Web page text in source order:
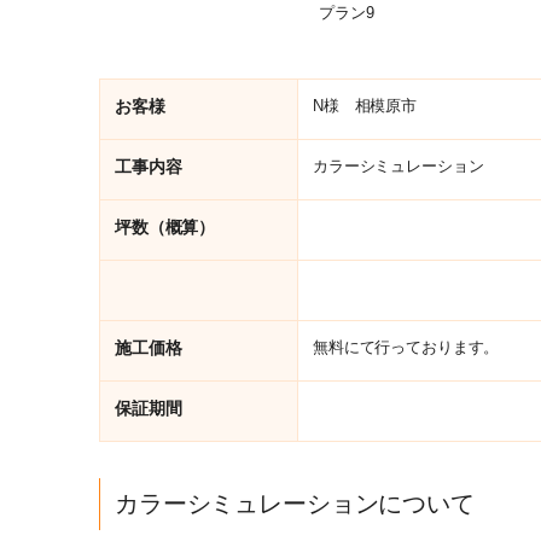
プラン9
お客様 N様 相模原市
工事内容 カラーシミュレーション
坪数（概算）
施工価格 無料にて行っております。
保証期間
カラーシミュレーションについて